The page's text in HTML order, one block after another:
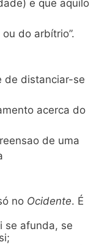
e que aquilo
do arbítrio”.
de distanciar-se
acerca do
de uma
no Ocidente. É
se afunda, se